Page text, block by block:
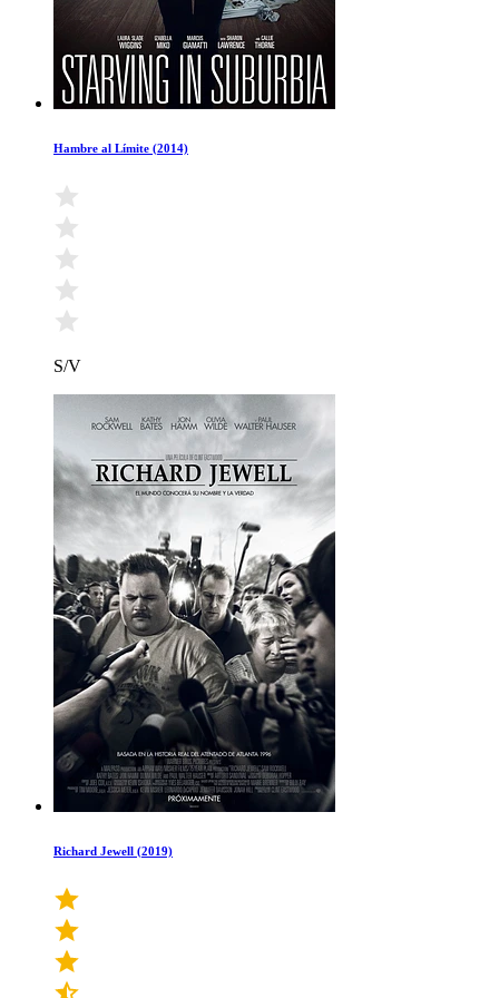
Hambre al Límite (2014)
S/V
Richard Jewell (2019)